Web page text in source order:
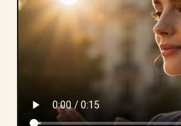
プロンプト
ダウンロード